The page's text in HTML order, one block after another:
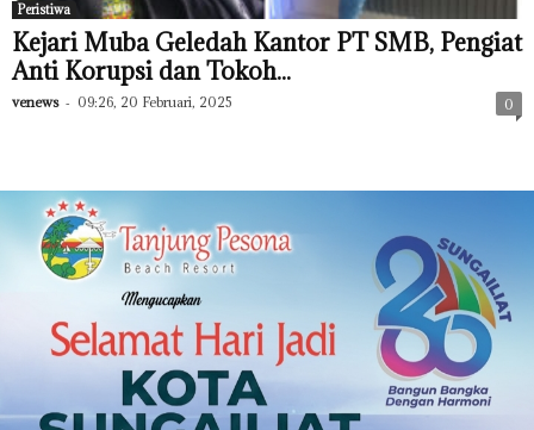
Peristiwa
Kejari Muba Geledah Kantor PT SMB, Pengiat
Anti Korupsi dan Tokoh...
venews - 09:26, 20 Februari, 2025 0